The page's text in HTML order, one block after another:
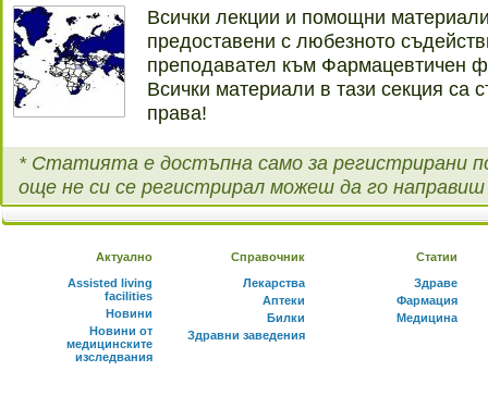
Всички лекции и помощни
предоставени с любезното
преподавател към Фармацевтичен
Всички материали в тази секция са
права!
* Статията е достъпна само за регистрирани
още не си се регистрирал можеш да го
Актуално
Assisted living
facilities
Новини
Новини от
медицинските
изследвания
Справочник
Лекарства
Аптеки
Билки
Здравни заведения
Статии
Здраве
Фармация
Медицина